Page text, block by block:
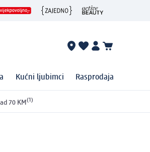
Kućni ljubimci Rasprodaja
70 KM (1)